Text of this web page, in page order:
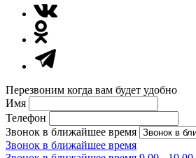
Перезвоним когда вам будет удобно
Имя
Телефон
Звонок в ближайшее время
Звонок в ближайшее время